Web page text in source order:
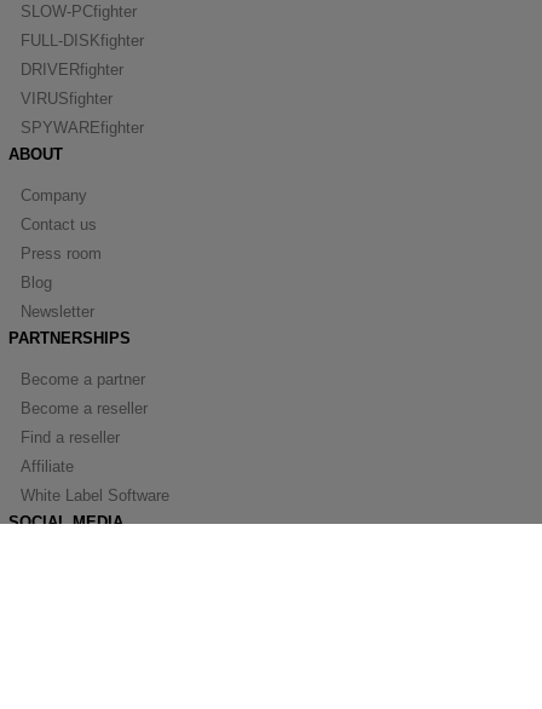
SLOW-PCfighter
FULL-DISKfighter
DRIVERfighter
VIRUSfighter
SPYWAREfighter
ABOUT
Company
Contact us
Press room
Blog
Newsletter
PARTNERSHIPS
Become a partner
Become a reseller
Find a reseller
Affiliate
White Label Software
SOCIAL MEDIA